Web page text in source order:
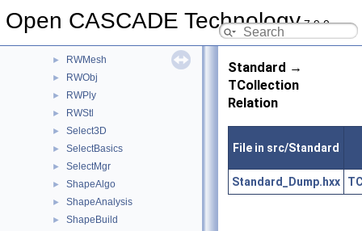
Open CASCADE Technology7.9.0
RWGltf
► RWMesh
► RWObj
► RWPly
► RWStl
► Select3D
► SelectBasics
► SelectMgr
► ShapeAlgo
► ShapeAnalysis
► ShapeBuild
Standard →
TCollection
Relation
File in src/Standard
Standard_Dump.hxx